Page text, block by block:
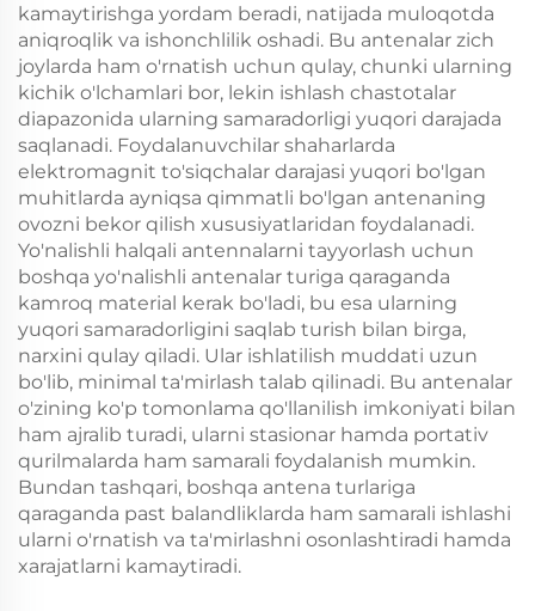
kamaytirishga yordam beradi, natijada muloqotda
aniqroqlik va ishonchlilik oshadi. Bu antenalar zich
joylarda ham o'rnatish uchun qulay, chunki ularning
kichik o'lchamlari bor, lekin ishlash chastotalar
diapazonida ularning samaradorligi yuqori darajada
saqlanadi. Foydalanuvchilar shaharlarda
elektromagnit to'siqchalar darajasi yuqori bo'lgan
muhitlarda ayniqsa qimmatli bo'lgan antenaning
ovozni bekor qilish xususiyatlaridan foydalanadi.
Yo'nalishli halqali antennalarni tayyorlash uchun
boshqa yo'nalishli antenalar turiga qaraganda
kamroq material kerak bo'ladi, bu esa ularning
yuqori samaradorligini saqlab turish bilan birga,
narxini qulay qiladi. Ular ishlatilish muddati uzun
bo'lib, minimal ta'mirlash talab qilinadi. Bu antenalar
o'zining ko'p tomonlama qo'llanilish imkoniyati bilan
ham ajralib turadi, ularni stasionar hamda portativ
qurilmalarda ham samarali foydalanish mumkin.
Bundan tashqari, boshqa antena turlariga
qaraganda past balandliklarda ham samarali ishlashi
ularni o'rnatish va ta'mirlashni osonlashtiradi hamda
xarajatlarni kamaytiradi.